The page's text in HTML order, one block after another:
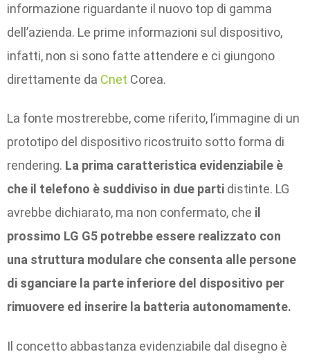
informazione riguardante il nuovo top di gamma
dell’azienda. Le prime informazioni sul dispositivo,
infatti, non si sono fatte attendere e ci giungono
direttamente da Cnet Corea.
La fonte mostrerebbe, come riferito, l’immagine di un
prototipo del dispositivo ricostruito sotto forma di
rendering. La prima caratteristica evidenziabile è
che il telefono è suddiviso in due parti distinte. LG
avrebbe dichiarato, ma non confermato, che il
prossimo LG G5 potrebbe essere realizzato con
una struttura modulare che consenta alle persone
di sganciare la parte inferiore del dispositivo per
rimuovere ed inserire la batteria autonomamente.
Il concetto abbastanza evidenziabile dal disegno è